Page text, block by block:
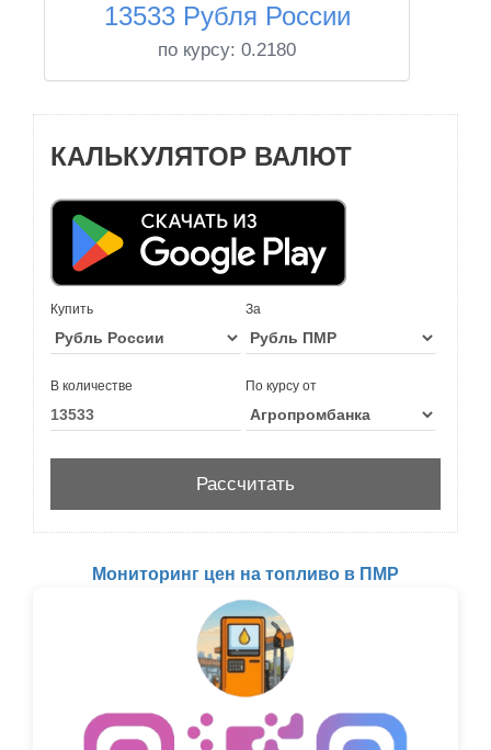
13533 Рубля России
по курсу: 0.2180
КАЛЬКУЛЯТОР ВАЛЮТ
Купить За
В количестве По курсу от
Мониторинг цен на топливо в ПМР